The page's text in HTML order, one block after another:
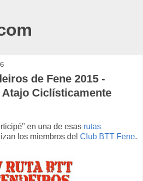
de Fene 2015 -
Atajo Ciclísticamente
en una de esas rutas
los miembros del Club BTT Fene.